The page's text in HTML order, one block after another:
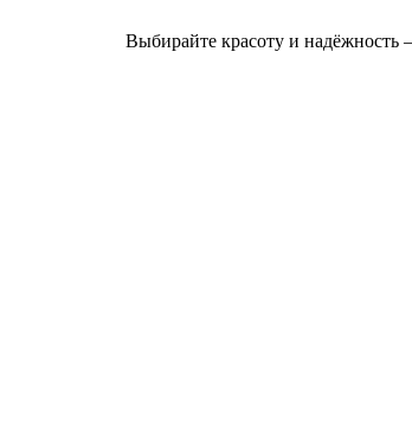
Выбирайте красоту и